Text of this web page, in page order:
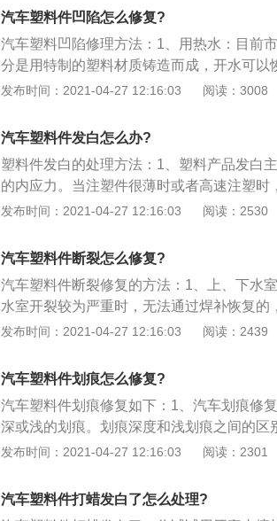
砂纸、汽车内饰专用清洁剂（除油除蜡）、
内饰塑料翻新底漆、汽车内饰塑料翻新改色
料划痕翻新首先我们都会用砂纸将划痕出打
前，必须先用汽车内饰专用清洁剂和汽车
渍以及油蜡，用强力去膜剂清洁提升汽车内
漆。把塑料底漆倒入洗干净的喷枪中，均匀
以增强塑料漆的附着力；5、最后一步就使
喷枪中，然后直接均匀喷涂在塑料划痕上，
汽车塑料件凹陷怎么修复?
汽车塑料凹陷修理方法：1、用热水：目前
分是用特制的塑料材质铸造而成，开水可
遇到热量会软化，在撞凹的部位只要加热就
起修复的，所以此时需要借助外力，而凹陷
卸力后用手顶：其实，汽车保险杠上发生了
的螺丝拧下来一个，自己用手伸进车身的保
也是可以恢复的。
发布时间：2021-04-27 12:16:03 阅读：3008
汽车塑料件发白怎么办?
塑料件发白的处理方法：1、塑料产品发白
的内应力。当注塑件很薄时或者高速注塑
大。这时一般会对塑料回火，降低内应力对
3、塑料件发白一般是由于注射起动过快，
迫排除，空气混合在胶料内，使得制品表面
发布时间：2021-04-27 12:16:03 阅读：2530
汽车塑料件断裂怎么修复?
汽车塑料件断裂修复的方法：1、上、下水
水室开裂较为严重时，无法通过焊补恢复的
3、如原来较为老款型的塑料水箱，也可以
得考虑相关车辆的散热标准是否符合。
发布时间：2021-04-27 12:16:03 阅读：2439
汽车塑料件划痕怎么修复?
汽车塑料件划痕修复如下：1、汽车划痕修
深或浅的划痕。划痕深度和浅划痕之间的
露底漆称为深划痕，否则称为浅划痕；2、
似颜色的油漆上的划痕，这是油漆笔修复的
着力不够，容易剥离，难以维护。
发布时间：2021-04-27 12:16:03 阅读：2301
汽车塑料件打蜡发白了怎么处理?